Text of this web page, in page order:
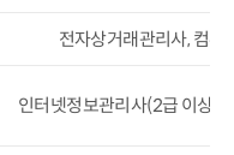
전자상거래관리사, 컴
인터넷정보관리사(2급 이상),